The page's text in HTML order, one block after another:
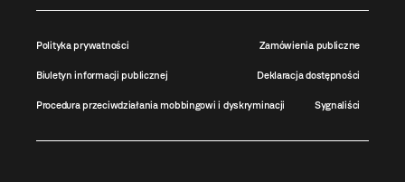
Polityka prywatności Zamówienia publiczne
Biuletyn informacji publicznej Deklaracja dostępności
Procedura przeciwdziałania mobbingowi i dyskryminacji Sygnaliści